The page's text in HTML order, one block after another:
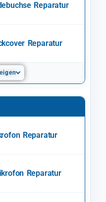
Reparatur
Reparatur
Reparatur
Reparatur